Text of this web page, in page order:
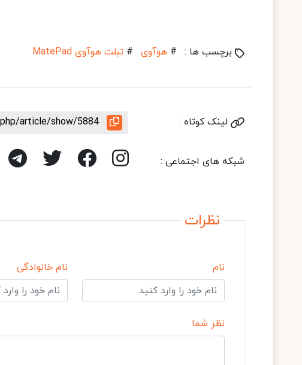
برچسب ها : # هوآوی # تبلت هوآوی MatePad
لینک کوتاه : article/show/5884
شبکه های اجتماعی :
نظرات
نام نام خانوادگی
نظر شما